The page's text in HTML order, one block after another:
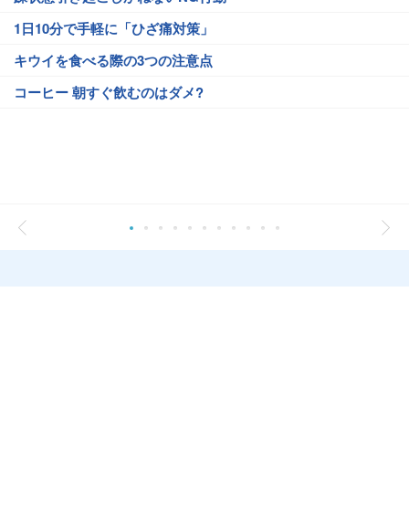
1日10分で手軽に「ひざ痛対策」
キウイを食べる際の3つの注意点
コーヒー 朝すぐ飲むのはダメ?